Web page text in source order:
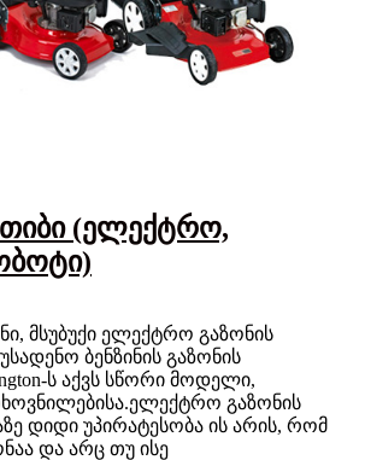
(ელექტრო,
მსუბუქი ელექტრო გაზონის
ბენზინის გაზონის
ს აქვს სწორი მოდელი,
გაზონის
დიდი უპირატესობა ის არის, რომ
და არც თუ ისე